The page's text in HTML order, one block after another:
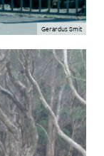
Gerardus Smit